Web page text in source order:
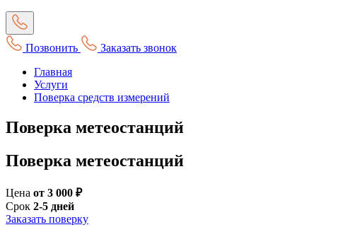
Позвонить
Заказать звонок
Главная
Услуги
Поверка средств измерений
Поверка метеостанций
Поверка метеостанций
Цена от 3 000 ₽
Срок 2-5 дней
Заказать поверку